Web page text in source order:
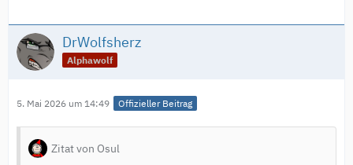
DrWolfsherz
Alphawolf
5. Mai 2026 um 14:49 Offizieller Beitrag
Zitat von Osul